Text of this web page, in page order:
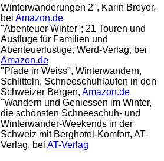
Winterwanderungen 2", Karin Breyer,
bei Amazon.de
"Abenteuer Winter"; 21 Touren und
Ausflüge für Familien und
Abenteuerlustige, Werd-Verlag, bei
Amazon.de
"Pfade in Weiss", Winterwandern,
Schlitteln, Schneeschuhlaufen in den
Schweizer Bergen, Amazon.de
"Wandern und Geniessen im Winter,
die schönsten Schneeschuh- und
Winterwander-Weekends in der
Schweiz mit Berghotel-Komfort, AT-
Verlag, bei AT-Verlag